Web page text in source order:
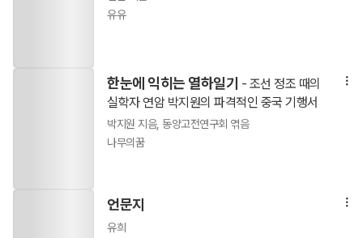
유유
한눈에 익히는 열하일기 - 조선 정조 때의
실학자 연암 박지원의 파격적인 중국 기행서
박지원 지음, 동양고전연구회 엮음
나무의꿈
언문지
유희